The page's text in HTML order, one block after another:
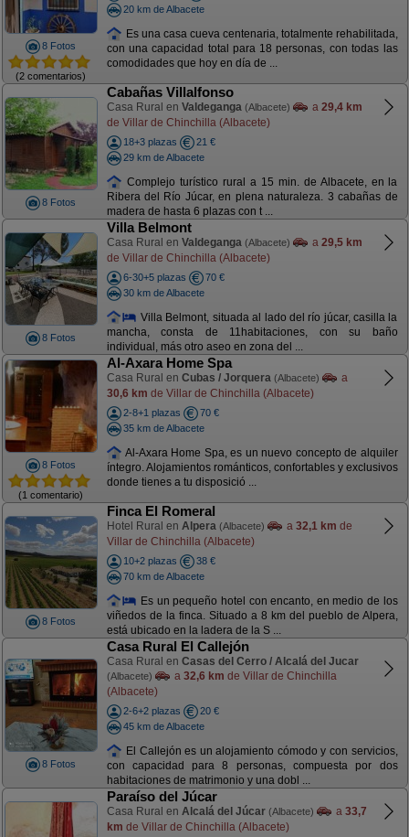
8 Fotos
(2 comentarios)
20 km de Albacete
Es una casa cueva centenaria, totalmente rehabilitada,
con una capacidad total para 18 personas, con todas las
comodidades que hoy en día de ...
8 Fotos
Cabañas Villalfonso
Casa Rural en Valdeganga (Albacete) a 29,4 km
de Villar de Chinchilla (Albacete)
18+3 plazas
21 €
29 km de Albacete
Complejo turístico rural a 15 min. de Albacete, en la
Ribera del Río Júcar, en plena naturaleza. 3 cabañas de
madera de hasta 6 plazas con t ...
8 Fotos
Villa Belmont
Casa Rural en Valdeganga (Albacete) a 29,5 km
de Villar de Chinchilla (Albacete)
6-30+5 plazas
70 €
30 km de Albacete
Villa Belmont, situada al lado del río júcar, casilla la
mancha, consta de 11habitaciones, con su baño
individual, más otro aseo en zona del ...
8 Fotos
(1 comentario)
Al-Axara Home Spa
Casa Rural en Cubas / Jorquera (Albacete)
a
30,6 km de Villar de Chinchilla (Albacete)
2-8+1 plazas
70 €
35 km de Albacete
Al-Axara Home Spa, es un nuevo concepto de alquiler
íntegro. Alojamientos románticos, confortables y exclusivos
donde tienes a tu disposició ...
8 Fotos
Finca El Romeral
Hotel Rural en Alpera (Albacete) a 32,1 km de
Villar de Chinchilla (Albacete)
10+2 plazas
38 €
70 km de Albacete
Es un pequeño hotel con encanto, en medio de los
viñedos de la finca. Situado a 8 km del pueblo de Alpera,
está ubicado en la ladera de la S ...
8 Fotos
Casa Rural El Callejón
Casa Rural en Casas del Cerro / Alcalá del Jucar
(Albacete) a 32,6 km de Villar de Chinchilla
(Albacete)
2-6+2 plazas
20 €
45 km de Albacete
El Callejón es un alojamiento cómodo y con servicios,
con capacidad para 8 personas, compuesta por dos
habitaciones de matrimonio y una dobl ...
Paraíso del Júcar
Casa Rural en Alcalá del Júcar (Albacete) a 33,7
km de Villar de Chinchilla (Albacete)